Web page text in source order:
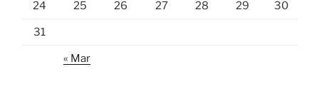
24 25 26 27 28 29 30
31
« Mar